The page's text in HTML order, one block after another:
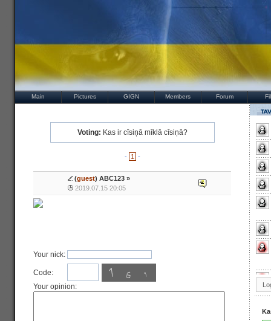
Main Pictures GIGN Members Forum
Voting: Kas ir cīsiņā mīklā cīsiņā?
- 1 -
(guest) ABC123 »
2019.07.15 20:05
Your nick:
Code:
Your opinion: